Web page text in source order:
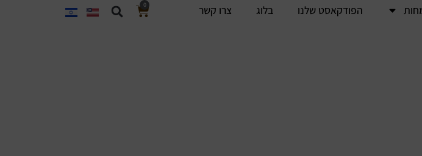
הפודקאסט שלנו בלוג צרו קשר 0